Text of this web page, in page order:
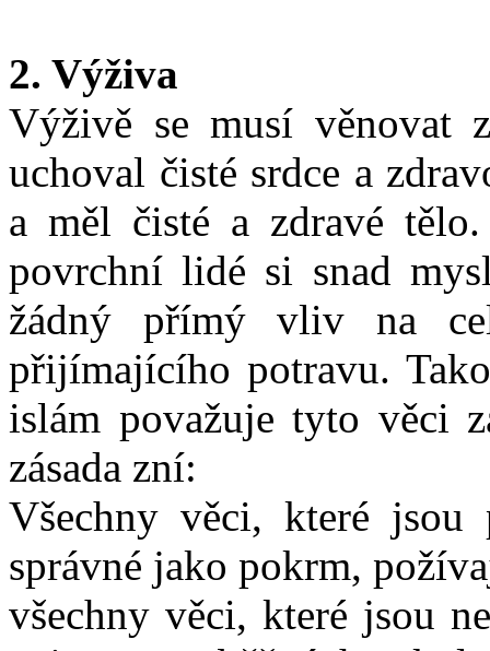
2. Výživa
Výživě se musí věnovat
uchoval čisté srdce a
a měl čisté a zdravé
povrchní lidé si snad
žádný přímý vliv na
přijímajícího potravu.
islám považuje tyto věci
zásada zní:
Všechny věci, které
správné jako pokrm,
všechny věci, které jsou